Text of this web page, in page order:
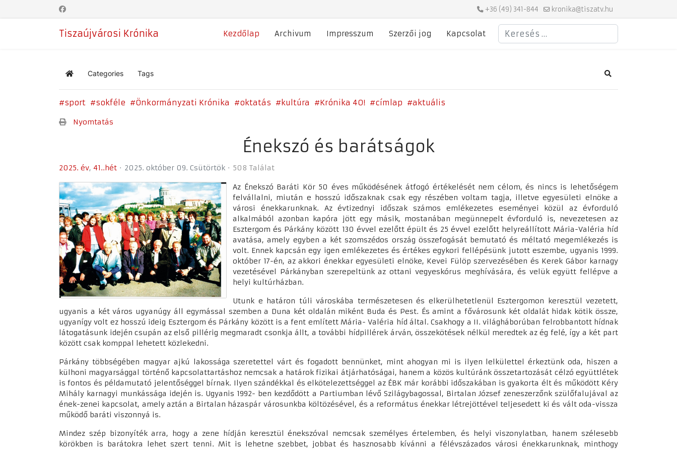
+36 (49) 341-844 kronika@tiszatv.hu
Tiszaújvárosi Krónika Kezdőlap Archivum Impresszum Szerzői jog Kapcsolat
Keresés
Home Categories Tags Search
sport sokféle Önkormányzati Krónika oktatás kultúra Krónika 40! címlap aktuális
Nyomtatás
Énekszó és barátságok
2025. év 41..hét 2025. október 09. Csütörtök 508 Találat
Az Énekszó Baráti Kör 50 éves működésének átfogó értékelését nem célom, és nincs is lehetőségem
felvállalni, miután e hosszú időszaknak csak egy részében voltam tagja, illetve egyesületi elnöke a
városi énekkarunknak. Az évtizednyi időszak számos emlékezetes eseményei közül az évforduló
alkalmából azonban kapóra jött egy másik, mostanában megünnepelt évforduló is, nevezetesen az
Esztergom és Párkány között 130 évvel ezelőtt épült és 25 évvel ezelőtt helyreállított Mária-Valéria híd
avatása, amely egyben a két szomszédos ország összefogását bemutató és méltató megemlékezés is
volt. Ennek kapcsán egy igen emlékezetes és értékes egykori fellépésünk jutott eszembe, ugyanis 1999.
október 17-én, az akkori énekkar egyesületi elnöke, Kevei Fülöp szervezésében és Kerek Gábor karnagy
vezetésével Párkányban szerepeltünk az ottani vegyeskórus meghívására, és velük együtt fellépve a
helyi kultúrházban.
Utunk e határon túli városkába természetesen és elkerülhetetlenül Esztergomon keresztül vezetett,
ugyanis a két város ugyanúgy áll egymással szemben a Duna két oldalán miként Buda és Pest. És amint a fővárosunk két oldalát hidak kötik össze,
ugyanígy volt ez hosszú ideig Esztergom és Párkány között is a fent említett Mária- Valéria híd által. Csakhogy a II. világháborúban felrobbantott hídnak
látogatásunk idején csupán az első pillérig megmaradt csonkja állt, a további hídpillérek árván, összekötések nélkül meredtek az ég felé, így a két part
között csak komppal lehetett közlekedni.
Párkány többségében magyar ajkú lakossága szeretettel várt és fogadott bennünket, mint ahogyan mi is ilyen lelkülettel érkeztünk oda, hiszen a
külhoni magyarsággal történő kapcsolattartáshoz nemcsak a határok fizikai átjárhatóságai, hanem a közös kultúránk összetartozását célzó együttlétek
is fontos és példamutató jelentőséggel bírnak. Ilyen szándékkal és elkötelezettséggel az ÉBK már korábbi időszakában is gyakorta élt és működött Kéry
Mihály karnagyi munkássága idején is. Ugyanis 1992- ben kezdődött a Partiumban lévő Szilágybagossal, Birtalan József zeneszerzőnk szülőfalujával az
ének-zenei kapcsolat, amely aztán a Birtalan házaspár városunkba költözésével, és a református énekkar létrejöttével teljesedett ki és vált oda-vissza
működő baráti viszonnyá is.
Mindez szép bizonyíték arra, hogy a zene hídján keresztül énekszóval nemcsak személyes értelemben, és helyi viszonylatban, hanem szélesebb
körökben is barátokra lehet szert tenni. Mit is lehetne szebbet, jobbat és hasznosabb kívánni a félévszázados városi énekkarunknak, minthogy